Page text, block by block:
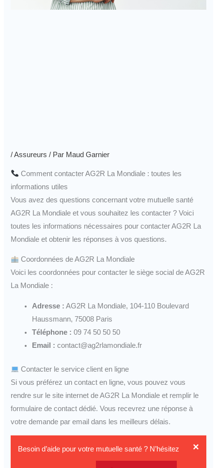
/Assureurs / Par Maud Garnier
Comment contacter AG2R La Mondiale : toutes les
informations utiles
Vous avez des questions concernant votre mutuelle santé
AG2R La Mondiale et vous souhaitez les contacter ? Voici
toutes les informations nécessaires pour contacter AG2R La
Mondiale et obtenir les réponses à vos questions.
Coordonnées de AG2R La Mondiale
Voici les coordonnées pour contacter le siège social de AG2R
La Mondiale :
Adresse : AG2R La Mondiale, 104-110 Boulevard
Haussmann, 75008 Paris
Téléphone : 09 74 50 50 50
Email : contact@ag2rlamondiale.fr
Contacter le service client en ligne
Si vous préférez un contact en ligne, vous pouvez vous
rendre sur le site internet de AG2R La Mondiale et remplir le
formulaire de contact dédié. Vous recevrez une réponse à
votre demande par email dans les meilleurs délais.
×
Besoin d’aide pour votre mutuelle santé ? N’hésitez